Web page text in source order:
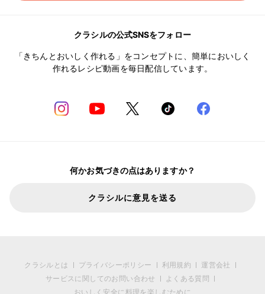
クラシルの公式SNSをフォロー
「きちんとおいしく作れる」をコンセプトに、簡単においしく
作れるレシピ動画を毎日配信しています。
何かお気づきの点はありますか？
クラシルに意見を送る
クラシルとは プライバシーポリシー 利用規約
運営会社
サービスに関してのお問い合わせ
よくある質問
おいしく安全に料理を楽しむために